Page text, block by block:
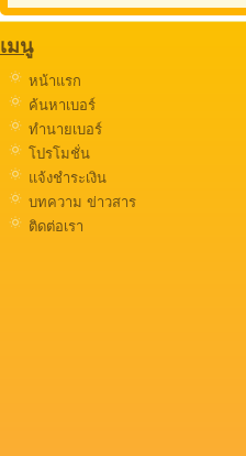
เมนู
หน้าแรก
ค้นหาเบอร์
ทำนายเบอร์
โปรโมชั่น
แจ้งชำระเงิน
บทความ ข่าวสาร
ติดต่อเรา